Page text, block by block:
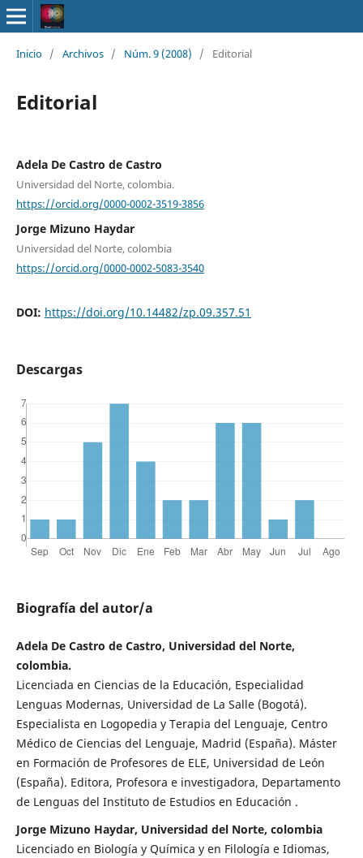
Inicio / Archivos / Núm. 9 (2008) / Editorial
Editorial
Adela De Castro de Castro
Universidad del Norte, colombia.
https://orcid.org/0000-0002-3519-3856
Jorge Mizuno Haydar
Universidad del Norte, colombia
https://orcid.org/0000-0002-5083-3540
DOI: https://doi.org/10.14482/zp.09.357.51
Descargas
Biografía del autor/a
Adela De Castro de Castro, Universidad del Norte,
colombia.
Licenciada en Ciencias de la Educación, Especialidad
Lenguas Modernas, Universidad de La Salle (Bogotá).
Especialista en Logopedia y Terapia del Lenguaje, Centro
Médico de Ciencias del Lenguaje, Madrid (España). Máster
en Formación de Profesores de ELE, Universidad de León
(España). Editora, Profesora e investigadora, Departamento
de Lenguas del Instituto de Estudios en Educación .
Jorge Mizuno Haydar, Universidad del Norte, colombia
Licenciado en Biología y Química y en Filología e Idiomas,